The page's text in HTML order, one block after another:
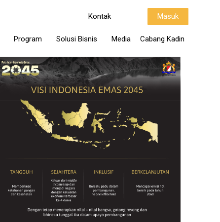
Kontak Masuk
Program Solusi Bisnis Media Cabang Kadin